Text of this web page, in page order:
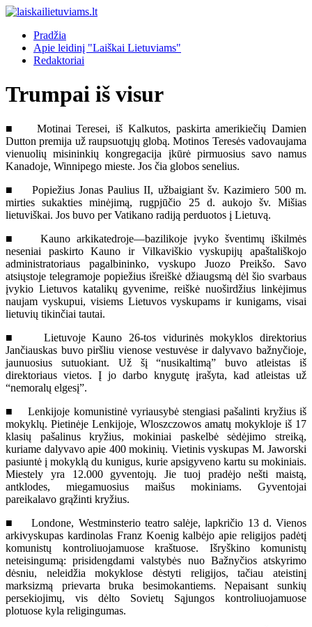
Pradžia
Apie leidinį "Laiškai Lietuviams"
Redaktoriai
Trumpai iš visur
■ Motinai Teresei, iš Kalkutos, paskirta amerikiečių Damien
Dutton premija už raupsuotųjų globą. Motinos Teresės vadovaujama
vienuolių misininkių kongregacija įkūrė pirmuosius savo namus
Kanadoje, Winnipego mieste. Jos čia globos senelius.
■ Popiežius Jonas Paulius II, užbaigiant šv. Kazimiero 500 m.
mirties sukakties minėjimą, rugpjūčio 25 d. aukojo šv. Mišias
lietuviškai. Jos buvo per Vatikano radiją perduotos į Lietuvą.
■ Kauno arkikatedroje—bazilikoje įvyko šventimų iškilmės
neseniai paskirto Kauno ir Vilkaviškio vyskupijų apaštališkojo
administratoriaus pagalbininko, vyskupo Juozo Preikšo. Savo
atsiųstoje telegramoje popiežius išreiškė džiaugsmą dėl šio svarbaus
įvykio Lietuvos katalikų gyvenime, reiškė nuoširdžius linkėjimus
naujam vyskupui, visiems Lietuvos vyskupams ir kunigams, visai
lietuvių tikinčiai tautai.
■ Lietuvoje Kauno 26-tos vidurinės mokyklos direktorius
Jančiauskas buvo piršliu vienose vestuvėse ir dalyvavo bažnyčioje,
jaunuosius sutuokiant. Už šį “nusikaltimą” buvo atleistas iš
direktoriaus vietos. Į jo darbo knygutę įrašyta, kad atleistas už
“nemoralų elgesį”.
■ Lenkijoje komunistinė vyriausybė stengiasi pašalinti kryžius iš
mokyklų. Pietinėje Lenkijoje, Wloszczowos amatų mokykloje iš 17
klasių pašalinus kryžius, mokiniai paskelbė sėdėjimo streiką,
kuriame dalyvavo apie 400 mokinių. Vietinis vyskupas M. Jaworski
pasiuntė į mokyklą du kunigus, kurie apsigyveno kartu su mokiniais.
Miestely yra 12.000 gyventojų. Jie tuoj pradėjo nešti maistą,
antklodes, miegamuosius maišus mokiniams. Gyventojai
pareikalavo grąžinti kryžius.
■ Londone, Westminsterio teatro salėje, lapkričio 13 d. Vienos
arkivyskupas kardinolas Franz Koenig kalbėjo apie religijos padėtį
komunistų kontroliuojamuose kraštuose. Išryškino komunistų
neteisingumą: prisidengdami valstybės nuo Bažnyčios atskyrimo
dėsniu, neleidžia mokyklose dėstyti religijos, tačiau ateistinį
marksizmą prievarta bruka besimokantiems. Nepaisant sunkių
persekiojimų, vis dėlto Sovietų Sąjungos kontroliuojamuose
plotuose kyla religingumas.